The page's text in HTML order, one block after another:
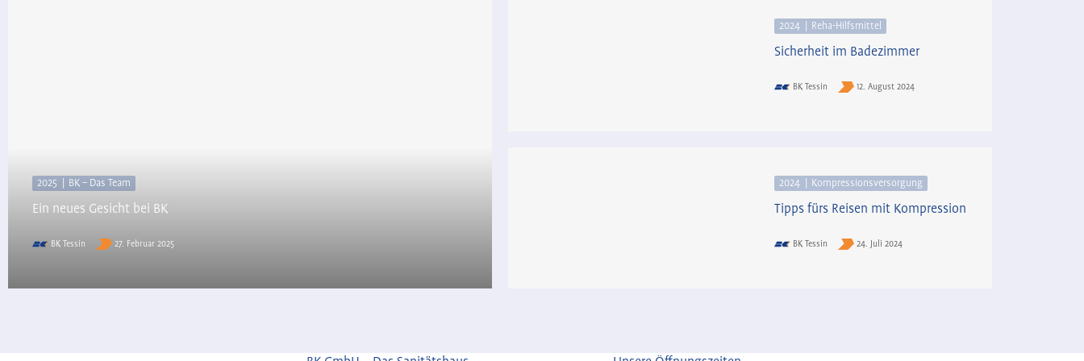
2025 BK – Das Team
Ein neues Gesicht bei BK
BK Tessin 27. Februar 2025
2024 Reha-Hilfsmittel
Sicherheit im Badezimmer
BK Tessin 12. August 2024
2024 Kompressionsversorgung
Tipps fürs Reisen mit Kompression
BK Tessin 24. Juli 2024